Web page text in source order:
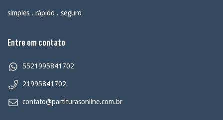
simples . rápido . seguro
Entre em contato
5521995841702
21995841702
contato@partiturasonline.com.br